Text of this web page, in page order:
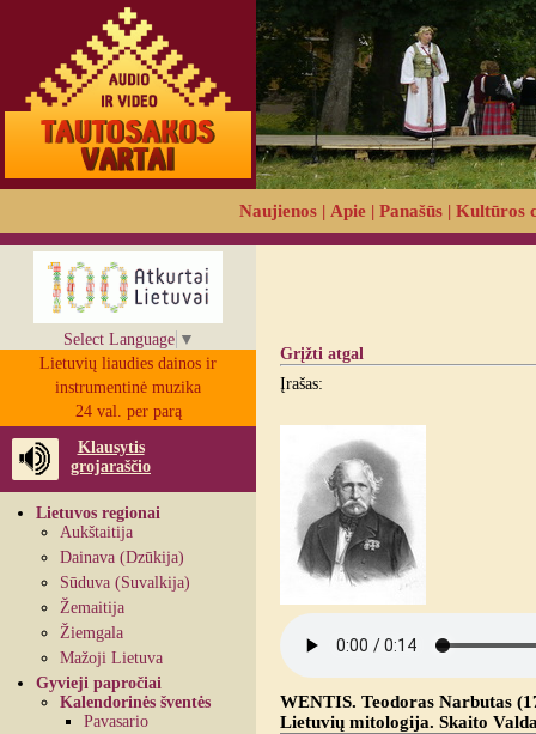
Naujienos | Apie | Panašūs | Kultūros
Select Language ▼
Lietuvių liaudies dainos ir
instrumentinė muzika
24 val. per parą
Klausytis
grojaraščio
Lietuvos regionai
Aukštaitija
Dainava (Dzūkija)
Sūduva (Suvalkija)
Žemaitija
Žiemgala
Mažoji Lietuva
Gyvieji papročiai
Kalendorinės šventės
Pavasario
Grįžti atgal
Įrašas:
WENTIS. Teodoras Narbutas
Lietuvių mitologija. Skaito